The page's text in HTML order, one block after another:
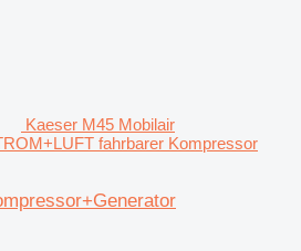
Kaeser M45 Mobilair
fahrbarer Kompressor